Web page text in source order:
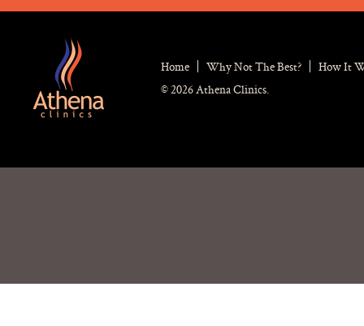
Home Why Not The Best?
How It
© 2026 Athena Clinics.